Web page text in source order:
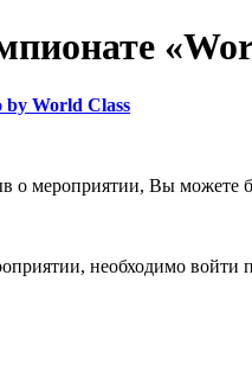
by World Class
о мероприятии, Вы можете
необходимо